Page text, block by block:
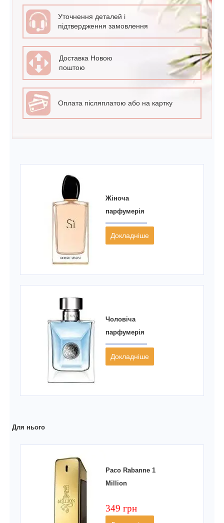
Уточнення деталей і
підтвердження замовлення
Доставка Новою
поштою
Оплата післяплатою або на картку
Жіноча
парфумерія
Докладніше
Чоловіча
парфумерія
Докладніше
Для нього
Paco Rabanne 1
Million
349 грн